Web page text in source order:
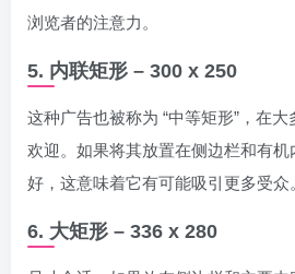
浏览者的注意力。
5. 内联矩形 – 300 x 250
这种广告也被称为 “中等矩形”，在
欢迎。如果将其放置在侧边栏和有
好，这意味着它有可能吸引更多受众
6. 大矩形 – 336 x 280